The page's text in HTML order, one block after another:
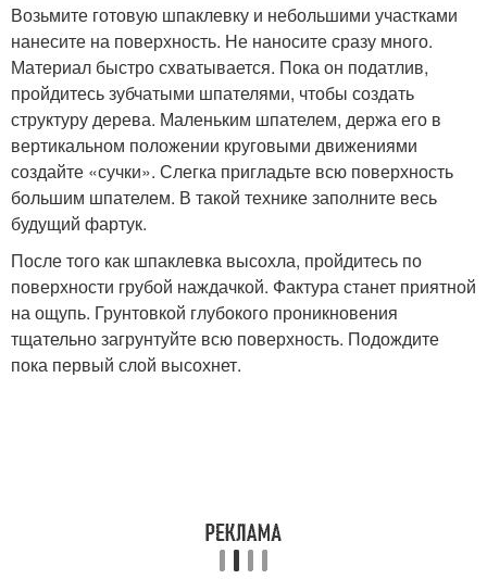
Возьмите готовую шпаклевку и небольшими участками
нанесите на поверхность. Не наносите сразу много.
Материал быстро схватывается. Пока он податлив,
пройдитесь зубчатыми шпателями, чтобы создать
структуру дерева. Маленьким шпателем, держа его в
вертикальном положении круговыми движениями
создайте «сучки». Слегка пригладьте всю поверхность
большим шпателем. В такой технике заполните весь
будущий фартук.
После того как шпаклевка высохла, пройдитесь по
поверхности грубой наждачкой. Фактура станет приятной
на ощупь. Грунтовкой глубокого проникновения
тщательно загрунтуйте всю поверхность. Подождите
пока первый слой высохнет.